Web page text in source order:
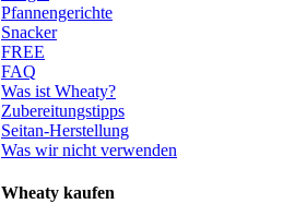
Pfannengerichte
Snacker
FREE
FAQ
Was ist Wheaty?
Zubereitungstipps
Seitan-Herstellung
Was wir nicht verwenden
Wheaty kaufen